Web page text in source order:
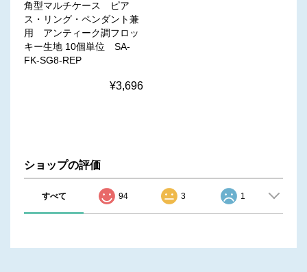
角型マルチケース ピア
ス・リング・ペンダント兼
用 アンティーク調フロッ
キー生地 10個単位 SA-
FK-SG8-REP
¥3,696
ショップの評価
すべて 94 3 1